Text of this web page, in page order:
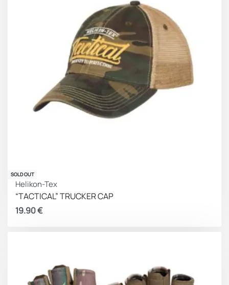
SOLD OUT
Helikon-Tex
“TACTICAL” TRUCKER CAP
19.90€